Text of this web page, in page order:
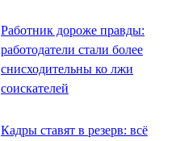
Работник дороже правды:
работодатели стали более
снисходительны ко лжи
соискателей
Кадры ставят в резерв: всё